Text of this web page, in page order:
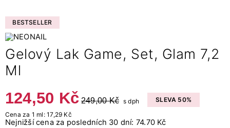
BESTSELLER
Gelový Lak Game, Set, Glam 7,2
Ml
124,50 Kč 249,00 Kč s dph
SLEVA 50%
Cena za 1 ml: 17,29 Kč
Nejnižší cena za posledních 30 dní: 74.70 Kč